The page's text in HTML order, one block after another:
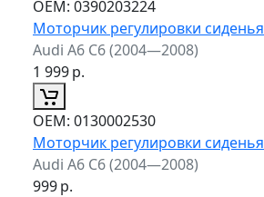
ОЕМ: 0390203224
Моторчик регулировки сиденья
Audi A6 C6 (2004—2008)
1 999р.
ОЕМ: 0130002530
Моторчик регулировки сиденья
Audi A6 C6 (2004—2008)
999р.